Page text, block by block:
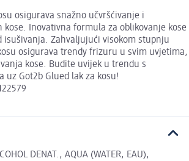
osigurava snažno učvršćivanje i
kose. Inovativna formula za oblikovanje kose
isušivanja. Zahvaljujući visokom stupnju
osigurava trendy frizuru u svim uvjetima,
kose. Budite uvijek u trendu s
Got2b Glued lak za kosu!
DENAT., AQUA (WATER, EAU),